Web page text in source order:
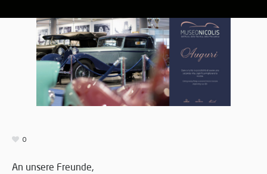
0
An unsere Freunde,